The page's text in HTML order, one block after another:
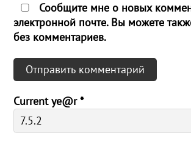
Сообщите мне о новых
электронной почте. Вы можете
без комментариев.
Current ye@r*